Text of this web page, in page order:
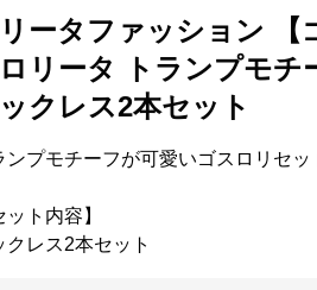
ータファッション 【
リータ トランプモチ
クレス2本セット
ンプモチーフが可愛いゴスロリセッ
ット内容】
クレス2本セット